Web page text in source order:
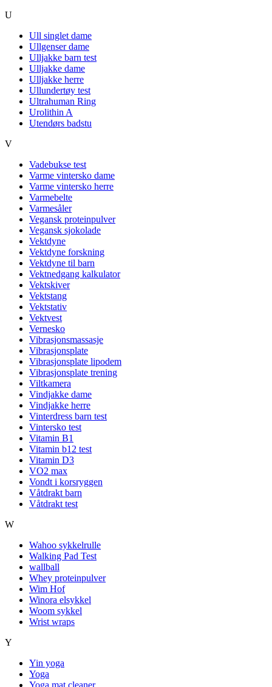
U
Ull singlet dame
Ullgenser dame
Ulljakke barn test
Ulljakke dame
Ulljakke herre
Ullundertøy test
Ultrahuman Ring
Urolithin A
Utendørs badstu
V
Vadebukse test
Varme vintersko dame
Varme vintersko herre
Varmebelte
Varmesåler
Vegansk proteinpulver
Vegansk sjokolade
Vektdyne
Vektdyne forskning
Vektdyne til barn
Vektnedgang kalkulator
Vektskiver
Vektstang
Vektstativ
Vektvest
Vernesko
Vibrasjonsmassasje
Vibrasjonsplate
Vibrasjonsplate lipodem
Vibrasjonsplate trening
Viltkamera
Vindjakke dame
Vindjakke herre
Vinterdress barn test
Vintersko test
Vitamin B1
Vitamin b12 test
Vitamin D3
VO2 max
Vondt i korsryggen
Våtdrakt barn
Våtdrakt test
W
Wahoo sykkelrulle
Walking Pad Test
wallball
Whey proteinpulver
Wim Hof
Winora elsykkel
Woom sykkel
Wrist wraps
Y
Yin yoga
Yoga
Yoga mat cleaner